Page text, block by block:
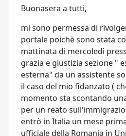
Buonasera a tutti,
mi sono permessa di
portale poichè sono stata
mattinata di mercoledì
grazia e giustizia sezione "
esterna" da un assistente
il caso del mio fidanzato (
momento sta scontando
per un reato
entrò in Italia un mese
ufficiale della Romania in